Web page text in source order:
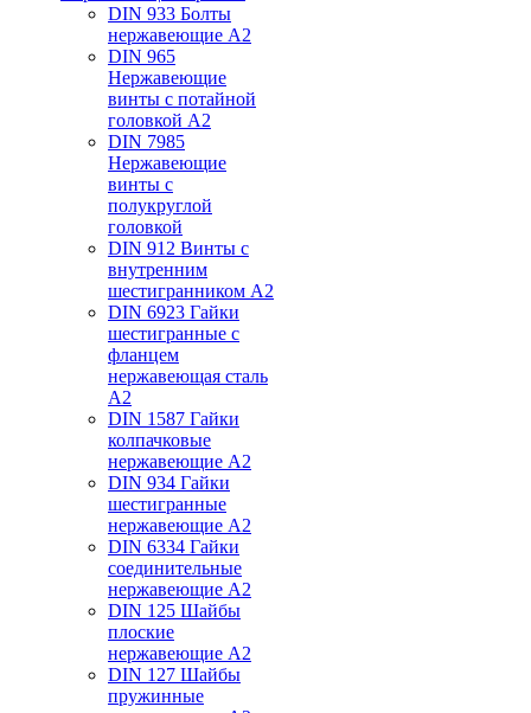
DIN 933 Болты
нержавеющие А2
DIN 965
Нержавеющие
винты с потайной
головкой А2
DIN 7985
Нержавеющие
винты с
полукруглой
головкой
DIN 912 Винты с
внутренним
шестигранником А2
DIN 6923 Гайки
шестигранные с
фланцем
нержавеющая сталь
А2
DIN 1587 Гайки
колпачковые
нержавеющие А2
DIN 934 Гайки
шестигранные
нержавеющие А2
DIN 6334 Гайки
соединительные
нержавеющие А2
DIN 125 Шайбы
плоские
нержавеющие А2
DIN 127 Шайбы
пружинные